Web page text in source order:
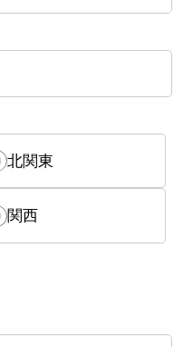
北関東
関西